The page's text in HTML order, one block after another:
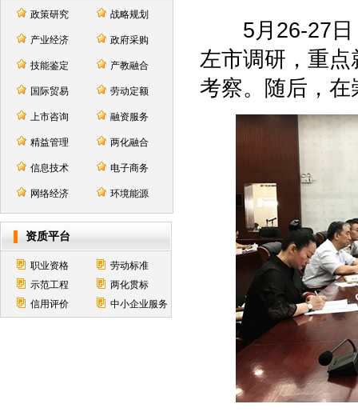
政策研究 战略规划
产业经济 政府采购
技能鉴定 产教融合
国际贸易 劳动定额
上市咨询 融资服务
精益管理 两化融合
信息技术 电子商务
网络经济 环境能源
资质平台
职业资格
劳动标准
示范工程
两化贯标
信用评价
中小企业服务
5月26-27日
左市调研，重
考察。随后，